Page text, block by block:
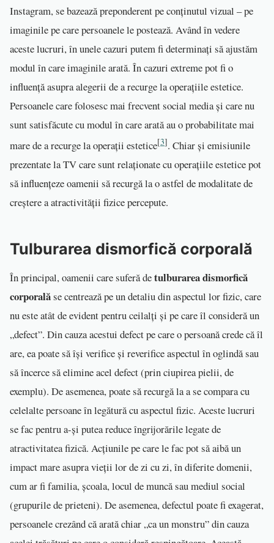
Instagram, se bazează preponderent pe conținutul vizual – pe
imaginile pe care persoanele le postează. Având în vedere
aceste lucruri, în unele cazuri putem fi determinați să ajustăm
modul în care imaginile arată. În cazuri extreme pot fi o
influență asupra alegerii de a recurge la operațiile estetice.
Persoanele care folosesc mai frecvent social media și care nu
sunt satisfăcute cu modul în care arată au o probabilitate mai
mare de a recurge la operații estetice[3]. Chiar și emisiunile
prezentate la TV care sunt relaționate cu operațiile estetice pot
să influențeze oamenii să recurgă la o astfel de modalitate de
creștere a atractivității fizice percepute.
Tulburarea dismorfică corporală
În principal, oamenii care suferă detulburarea dismorfică
corporalăse centrează pe un detaliu din aspectul lor fizic, care
nu este atât de evident pentru ceilalți și pe care îl consideră un
„defect”. Din cauza acestui defect pe care o persoană crede că îl
are, ea poate să își verifice și reverifice aspectul în oglindă sau
să încerce să elimine acel defect (prin ciupirea pielii, de
exemplu). De asemenea, poate să recurgă la a se compara cu
celelalte persoane în legătură cu aspectul fizic. Aceste lucruri
se fac pentru a-și putea reduce îngrijorările legate de
atractivitatea fizică. Acțiunile pe care le fac pot să aibă un
impact mare asupra vieții lor de zi cu zi, în diferite domenii,
cum ar fi familia, școala, locul de muncă sau mediul social
(grupurile de prieteni). De asemenea, defectul poate fi exagerat,
persoanele crezând că arată chiar „ca un monstru” din cauza